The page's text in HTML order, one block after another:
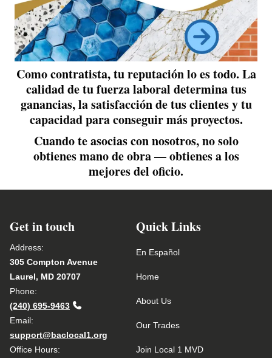
Como contratista, tu reputación lo es todo. La
calidad de tu fuerza laboral determina tus
ganancias, la satisfacción de tus clientes y tu
capacidad para conseguir más proyectos.
Cuando te asocias con nosotros, no solo
obtienes mano de obra — obtienes a los
mejores del oficio.
Get in touch
Address:
305 Compton Avenue
Laurel, MD 20707
Phone:
(240) 695-9463
Email:
support@baclocal1.org
Office Hours:
Quick Links
En Español
Home
About Us
Our Trades
Join Local 1 MVD